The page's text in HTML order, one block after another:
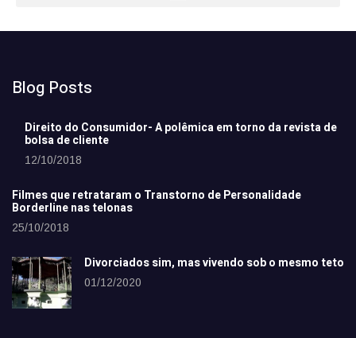
Blog Posts
Direito do Consumidor- A polêmica em torno da revista de
bolsa de cliente
12/10/2018
Filmes que retrataram o Transtorno de Personalidade
Borderline nas telonas
25/10/2018
Divorciados sim, mas vivendo sob o mesmo teto
01/12/2020